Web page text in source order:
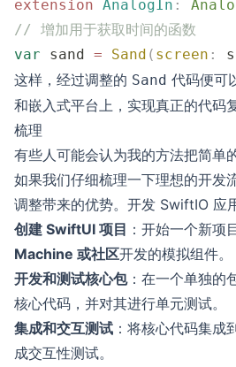
extension AnalogIn :
// 增加用于获取时间的函数
var sand = Sand ( screen :
这样，经过调整的 Sand 代码便可
和嵌入式平台上，实现真正的代码复
梳理
有些人可能会认为我的方法把简单
如果我们仔细梳理一下理想的开发
调整带来的优势。开发 SwiftIO 应
创建 SwiftUI 项目 ：开始一个新项
Machine 或社区开发的模拟组件。
开发和测试核心包：在一个单独的
核心代码，并对其进行单元测试。
集成和交互测试 ：将核心代码集
成交互性测试。